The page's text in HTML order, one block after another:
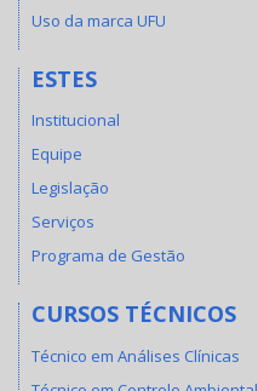
Uso da marca UFU
ESTES
Institucional
Equipe
Legislação
Serviços
Programa de Gestão
CURSOS TÉCNICOS
Técnico em Análises Clínicas